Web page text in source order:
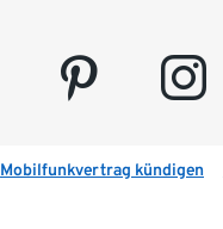
pinterest instagram
Mobilfunkvertrag kündigen